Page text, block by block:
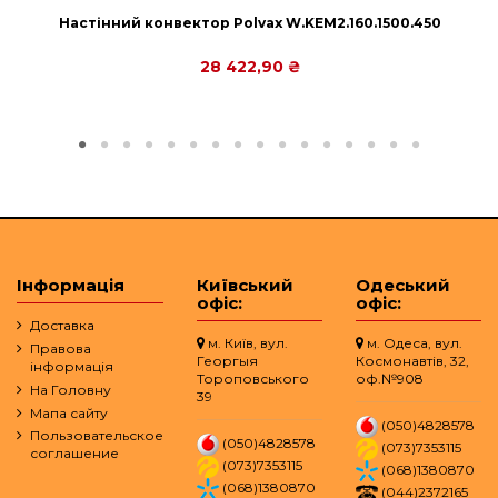
Настінний конвектор Polvax W.KEM2.160.1500.450
28 422,90 ₴
Інформація
Доставка
Правова
інформація
На Головну
Мапа сайту
Пользовательское
соглашение
Київський
офіс:
м. Київ, вул.
Георгыя
Тороповського
39
(050)4828578
(073)7353115
(068)1380870
Одеський
офіс:
м. Одеса, вул.
Космонавтів, 32,
оф.№908
(050)4828578
(073)7353115
(068)1380870
(044)2372165